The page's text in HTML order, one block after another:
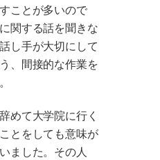
ことが多いので
関する話を聞きな
し手が大切にして
、間接的な作業を
めて大学院に行く
とをしても意味が
ました。その人